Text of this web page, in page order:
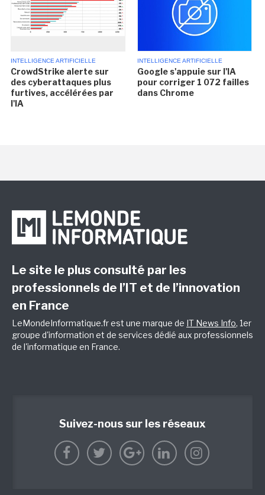
INTELLIGENCE ARTIFICIELLE
CrowdStrike alerte sur
des cyberattaques plus
furtives, accélérées par
l'IA
INTELLIGENCE ARTIFICIELLE
Google s'appuie sur l'IA
pour corriger 1 072 failles
dans Chrome
Le site le plus consulté par les
professionnels de l’IT et de l’innovation
en France
LeMondeInformatique.fr est une marque de IT News Info, 1er
groupe d'information et de services dédié aux professionnels
de l'informatique en France.
Suivez-nous sur les réseaux